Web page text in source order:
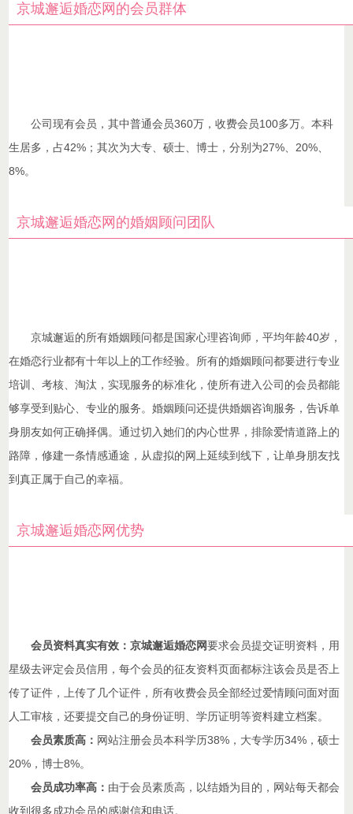
京城邂逅婚恋网的会员群体
公司现有会员，其中普通会员360万，收费会员100多万。本科
生居多，占42%；其次为大专、硕士、博士，分别为27%、20%、
8%。
京城邂逅婚恋网的婚姻顾问团队
京城邂逅的所有婚姻顾问都是国家心理咨询师，平均年龄40岁，
在婚恋行业都有十年以上的工作经验。所有的婚姻顾问都要进行专业
培训、考核、淘汰，实现服务的标准化，使所有进入公司的会员都能
够享受到贴心、专业的服务。婚姻顾问还提供婚姻咨询服务，告诉单
身朋友如何正确择偶。通过切入她们的内心世界，排除爱情道路上的
路障，修建一条情感通途，从虚拟的网上延续到线下，让单身朋友找
到真正属于自己的幸福。
京城邂逅婚恋网优势
会员资料真实有效：京城邂逅婚恋网要求会员提交证明资料，用
星级去评定会员信用，每个会员的征友资料页面都标注该会员是否上
传了证件，上传了几个证件，所有收费会员全部经过爱情顾问面对面
人工审核，还要提交自己的身份证明、学历证明等资料建立档案。
会员素质高： 网站注册会员本科学历38%，大专学历34%，硕士
20%，博士8%。
会员成功率高： 由于会员素质高，以结婚为目的，网站每天都会
收到很多成功会员的感谢信和电话。